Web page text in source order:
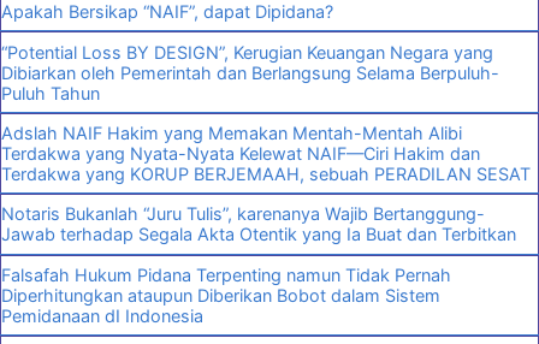
Apakah Bersikap “NAIF”, dapat Dipidana?
“Potential Loss BY DESIGN”, Kerugian Keuangan Negara yang
Dibiarkan oleh Pemerintah dan Berlangsung Selama Berpuluh-
Puluh Tahun
Adslah NAIF Hakim yang Memakan Mentah-Mentah Alibi
Terdakwa yang Nyata-Nyata Kelewat NAIF—Ciri Hakim dan
Terdakwa yang KORUP BERJEMAAH, sebuah PERADILAN SESAT
Notaris Bukanlah “Juru Tulis”, karenanya Wajib Bertanggung-
Jawab terhadap Segala Akta Otentik yang Ia Buat dan Terbitkan
Falsafah Hukum Pidana Terpenting namun Tidak Pernah
Diperhitungkan ataupun Diberikan Bobot dalam Sistem
Pemidanaan dI Indonesia